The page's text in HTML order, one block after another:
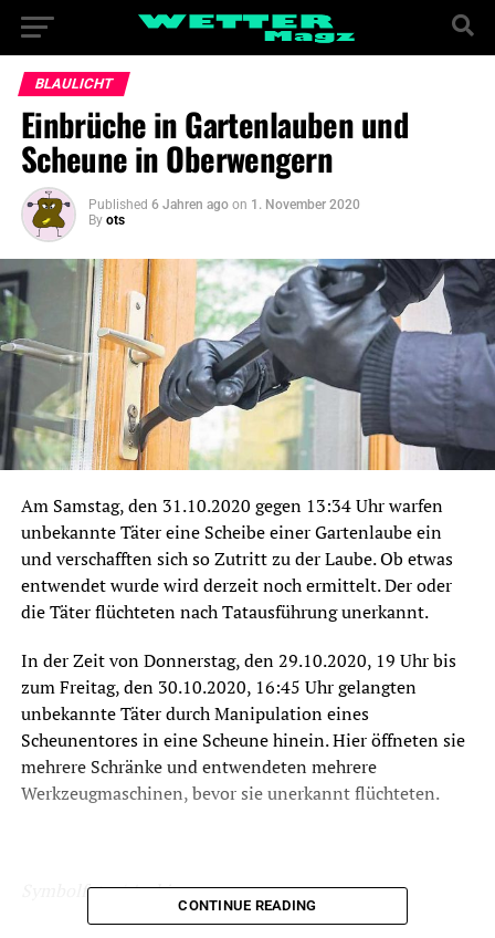
BLAULICHT
Einbrüche in Gartenlauben und
Scheune in Oberwengern
Published 6 Jahren ago on 1. November 2020
By ots
Am Samstag, den 31.10.2020 gegen 13:34 Uhr warfen
unbekannte Täter eine Scheibe einer Gartenlaube ein
und verschafften sich so Zutritt zu der Laube. Ob etwas
entwendet wurde wird derzeit noch ermittelt. Der oder
die Täter flüchteten nach Tatausführung unerkannt.
In der Zeit von Donnerstag, den 29.10.2020, 19 Uhr bis
zum Freitag, den 30.10.2020, 16:45 Uhr gelangten
unbekannte Täter durch Manipulation eines
Scheunentores in eine Scheune hinein. Hier öffneten sie
mehrere Schränke und entwendeten mehrere
Werkzeugmaschinen, bevor sie unerkannt flüchteten.
Symbolfoto / Archiv
CONTINUE READING